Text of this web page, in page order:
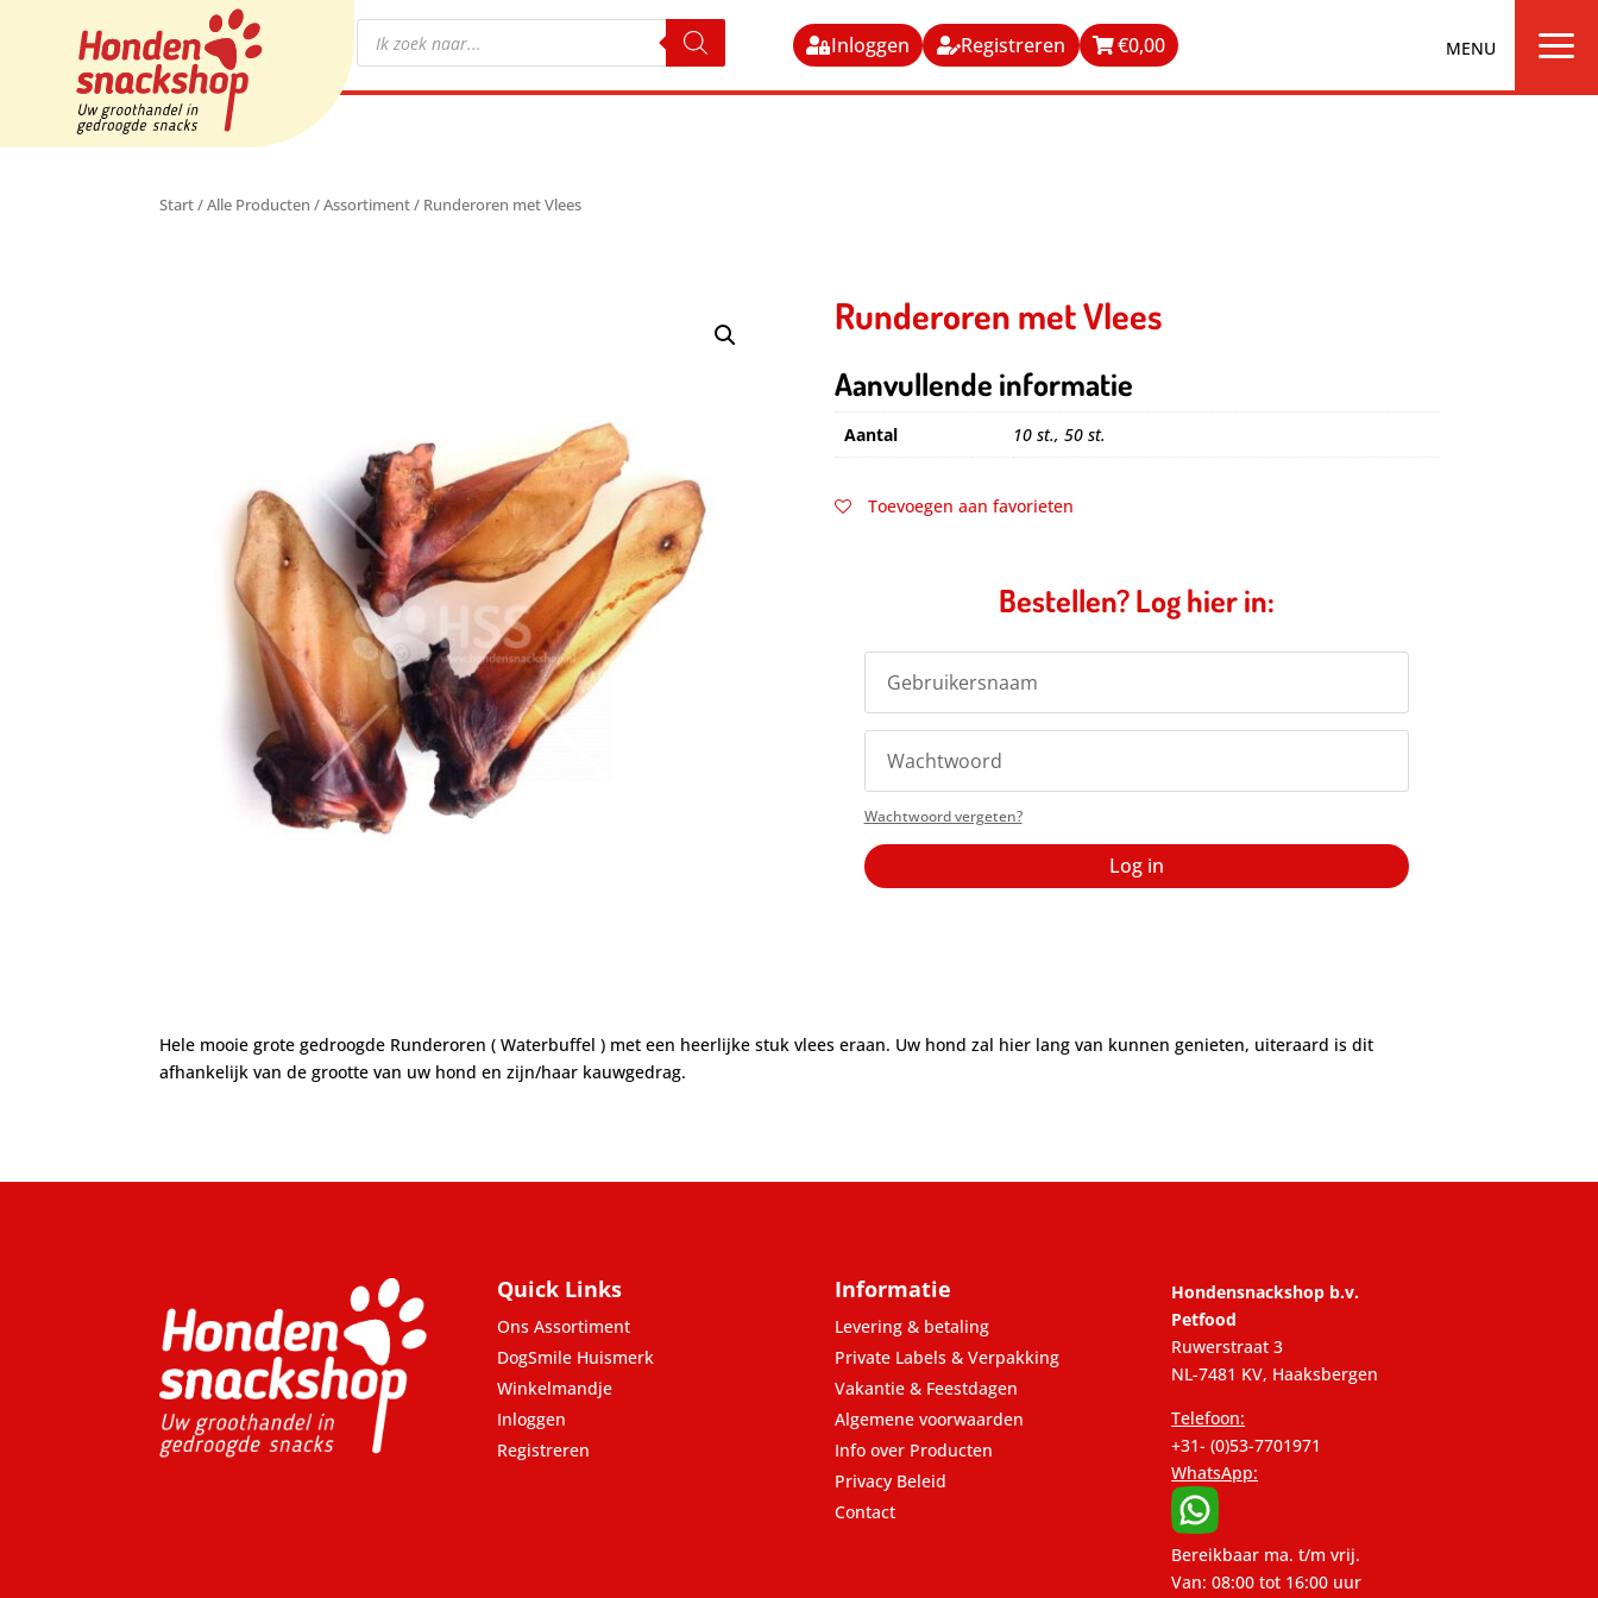
Inloggen Registreren €0,00 a
Start/Alle Producten /Assortiment/ Runderoren met Vlees
Runderoren met Vlees
Aanvullende informatie
Aantal 10 st., 50 st.
Toevoegen aan favorieten
Bestellen? Log hier in:
Wachtwoord vergeten?
Log in
Hele mooie grote gedroogde Runderoren ( Waterbuffel ) met een heerlijke stuk vlees eraan. Uw hond zal hier lang van kunnen genieten, uiteraard is dit
afhankelijk van de grootte van uw hond en zijn/haar kauwgedrag.
Quick Links
Ons Assortiment
DogSmile Huismerk
Winkelmandje
Inloggen
Registreren
Informatie
Levering & betaling
Private Labels & Verpakking
Vakantie & Feestdagen
Algemene voorwaarden
Info over Producten
Privacy Beleid
Contact
Hondensnackshop b.v.
Petfood
Ruwerstraat 3
NL-7481 KV, Haaksbergen
Telefoon:
+31- (0)53-7701971
WhatsApp:
Bereikbaar ma. t/m vrij.
Van: 08:00 tot 16:00 uur